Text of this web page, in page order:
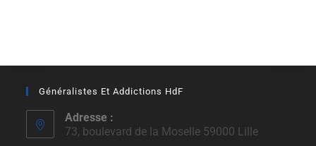
Généralistes Et Addictions HdF
Adresse :
73, boulevard de la Moselle 59000 Lille